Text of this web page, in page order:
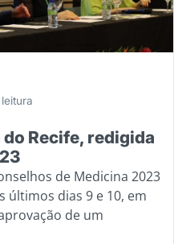
do Recife, redigida
de Medicina 2023
últimos dias 9 e 10, em
de um